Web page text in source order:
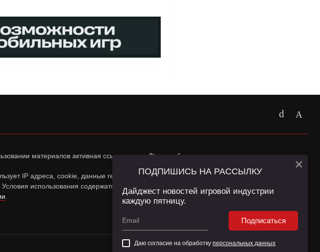
материалов активная ссылка наapp2top.ruобязательна.
IP адреса, cookie, данные геолокации Пользователей сайта и сервис «Яндекс
использования содержатся вПолитике конфиденциальностии
.
ПОДПИШИСЬ НА РАССЫЛКУ
Дайджест новостей игровой индустрии
каждую пятницу.
Подписаться
Даю согласие на обработку персональных данных
×